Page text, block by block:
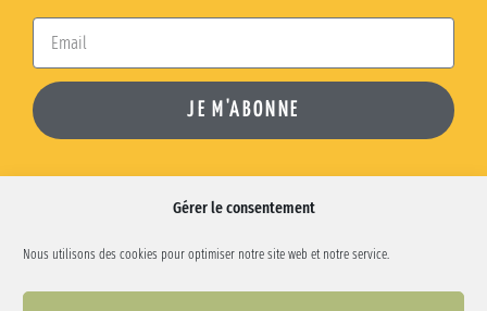
Gérer le consentement
Nous utilisons des cookies pour optimiser notre site web et notre service.
JE M'ABONNE